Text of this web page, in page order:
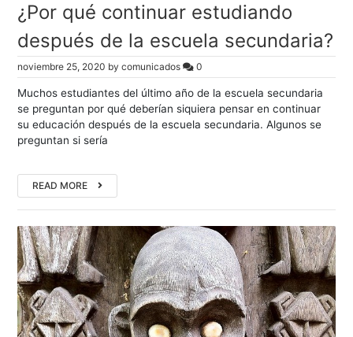
¿Por qué continuar estudiando
después de la escuela secundaria?
noviembre 25, 2020 bycomunicados 0
Muchos estudiantes del último año de la escuela secundaria
se preguntan por qué deberían siquiera pensar en continuar
su educación después de la escuela secundaria. Algunos se
preguntan si sería
READ MORE